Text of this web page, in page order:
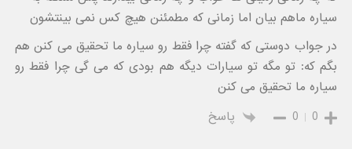
سیاره ماهم بیان اما زمانی که مطمئنن هیچ کس نمی بینتشون
در جواب دوستی که گفته چرا فقط رو سیاره ما تحقیق می کنن هم
بگم که: تو مگه تو سیارات دیگه هم بودی که می گی چرا فقط رو
سیاره ما تحقیق می کنن
0
0 پاسخ